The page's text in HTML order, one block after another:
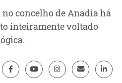
no concelho de Anadia há
inteiramente voltado